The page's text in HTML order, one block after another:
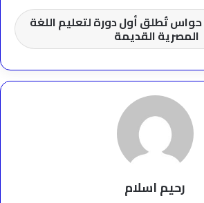
تُطلق أول دورة لتعليم اللغة
المصرية القديمة
رحيم اسلام